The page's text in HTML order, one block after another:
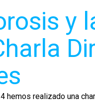
y
hemos realizado una